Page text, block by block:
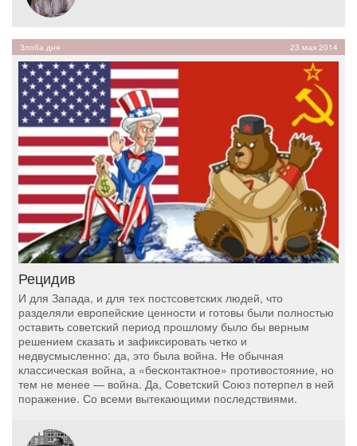
Злоба дня 23 мая 2014
Рецидив
И для Запада, и для тех постсоветских людей, что
разделяли европейские ценности и готовы были полностью
оставить советский период прошлому было бы верным
решением сказать и зафиксировать четко и
недвусмысленно: да, это была война. Не обычная
классическая война, а «бесконтактное» противостояние, но
тем не менее — война. Да, Советский Союз потерпел в ней
поражение. Со всеми вытекающими последствиями.